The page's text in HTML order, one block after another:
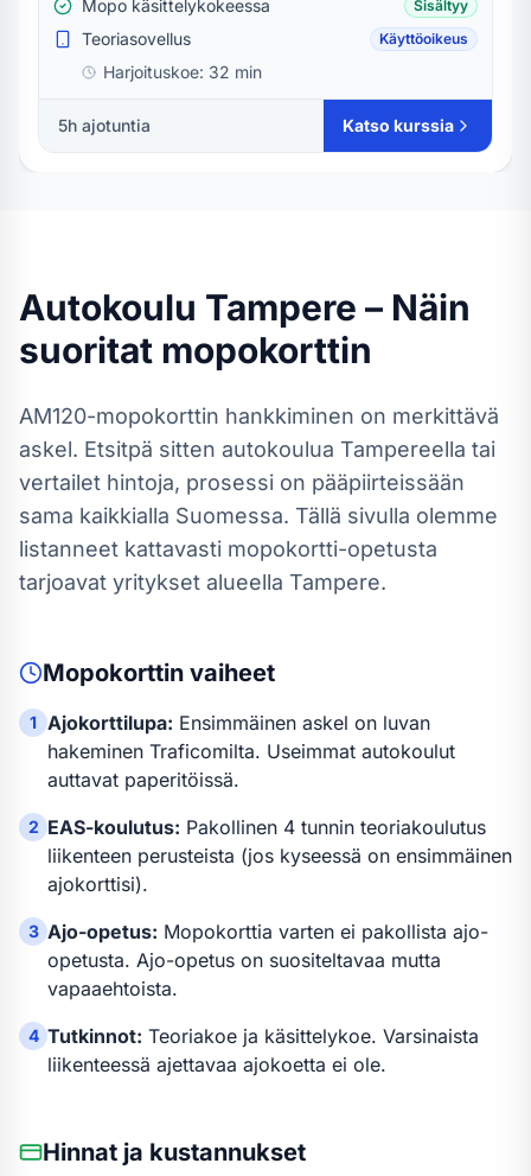
Mopo käsittelykokeessa Sisältyy
Teoriasovellus Käyttöoikeus
Harjoituskoe: 32 min
5h ajotuntia Katso kurssia
Autokoulu Tampere – Näin
suoritat mopokorttin
AM120-mopokorttin hankkiminen on merkittävä
askel. Etsitpä sitten autokoulua Tampereella tai
vertailet hintoja, prosessi on pääpiirteissään
sama kaikkialla Suomessa. Tällä sivulla olemme
listanneet kattavasti mopokortti-opetusta
tarjoavat yritykset alueella Tampere.
Mopokorttin vaiheet
1 Ajokorttilupa: Ensimmäinen askel on luvan
hakeminen Traficomilta. Useimmat autokoulut
auttavat paperitöissä.
2 EAS-koulutus: Pakollinen 4 tunnin teoriakoulutus
liikenteen perusteista (jos kyseessä on ensimmäinen
ajokorttisi).
3 Ajo-opetus: Mopokorttia varten ei pakollista ajo-
opetusta. Ajo-opetus on suositeltavaa mutta
vapaaehtoista.
4 Tutkinnot: Teoriakoe ja käsittelykoe. Varsinaista
liikenteessä ajettavaa ajokoetta ei ole.
Hinnat ja kustannukset